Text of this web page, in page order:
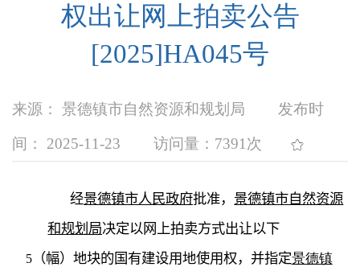
权出让网上拍卖公告
[2025]HA045号
来源： 景德镇市自然资源和规划局 发布时
间： 2025-11-23 访问量： 7391次
经景德镇市人民政府批准， 景德镇市自然资源
和规划局决定以网上拍卖方式出让以下
5（幅）地块的国有建设用地使用权，并指定景德镇